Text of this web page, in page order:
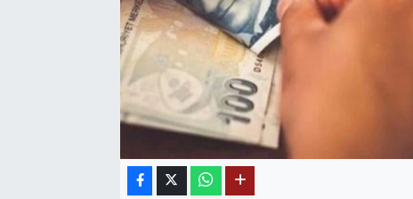
OTOMOTİV
KÜLTÜR SANAT